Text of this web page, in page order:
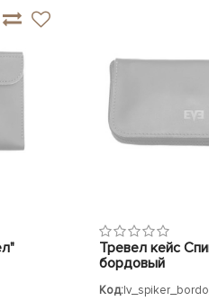
Тревел кейс
бордовый
Код: